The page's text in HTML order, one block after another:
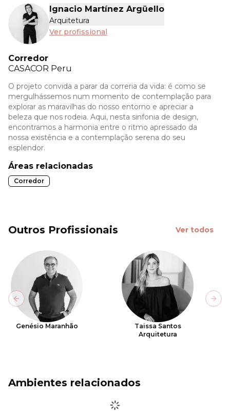
Ignacio Martínez Argüello
Arquitetura
Ver profissional
Corredor
CASACOR Peru
O projeto convida a parar da correria da vida: é como se
mergulhássemos num momento de contemplação para
explorar as maravilhas do nosso entorno e apreciar a
beleza que nos rodeia. Aqui, nesta sinfonia de design,
encontramos a harmonia entre o ritmo apressado da
nossa existência e a contemplação serena do seu
esplendor.
Áreas relacionadas
Corredor
Outros Profissionais Ver todos
Genésio Maranhão
Taissa Santos
Arquitetura
Previous slide
Ambientes relacionados